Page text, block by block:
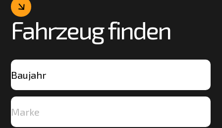
Fahrzeug finden